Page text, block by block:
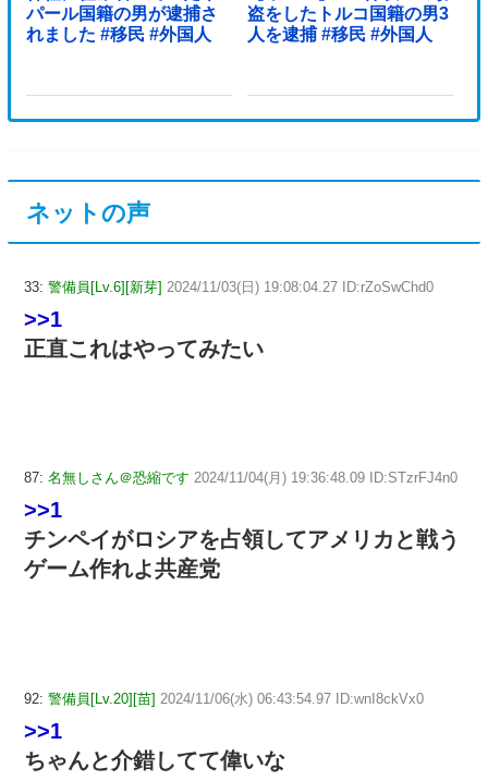
パール国籍の男が逮捕さ
れました #移民 #外国人
盗をしたトルコ国籍の男3
人を逮捕 #移民 #外国人
ネットの声
33: 警備員[Lv.6][新芽] 2024/11/03(日) 19:08:04.27 ID:rZoSwChd0
>>1
正直これはやってみたい
87: 名無しさん＠恐縮です 2024/11/04(月) 19:36:48.09 ID:STzrFJ4n0
>>1
チンペイがロシアを占領してアメリカと戦う
ゲーム作れよ共産党
92: 警備員[Lv.20][苗] 2024/11/06(水) 06:43:54.97 ID:wnI8ckVx0
>>1
ちゃんと介錯してて偉いな